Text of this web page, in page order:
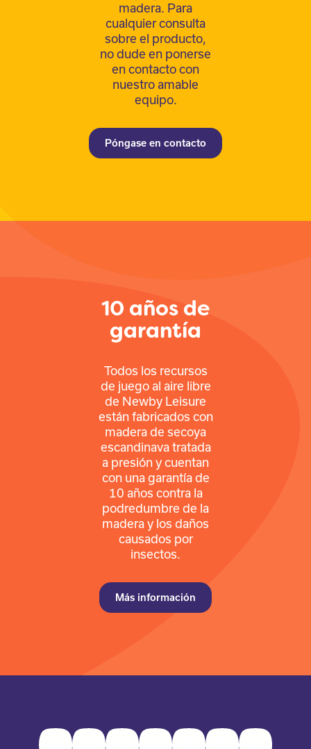
madera. Para
cualquier consulta
sobre el producto,
no dude en ponerse
en contacto con
nuestro amable
equipo.
Póngase en contacto
10 años de
garantía
Todos los recursos
de juego al aire libre
de Newby Leisure
están fabricados con
madera de secoya
escandinava tratada
a presión y cuentan
con una garantía de
10 años contra la
podredumbre de la
madera y los daños
causados por
insectos.
Más información